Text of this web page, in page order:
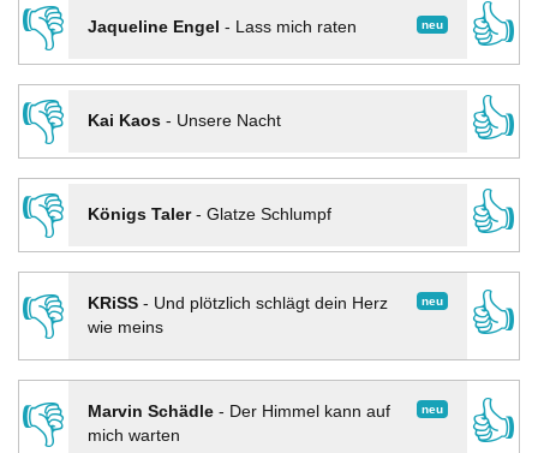
👎
neu
Jaqueline Engel - Lass mich raten
👍
👎
Kai Kaos- Unsere Nacht
👍
👎
Königs Taler- Glatze Schlumpf
👍
👎
neu
KRiSS- Und plötzlich schlägt dein Herz
wie meins
👍
👎 neu
Marvin Schädle- Der Himmel kann auf
mich warten
👍